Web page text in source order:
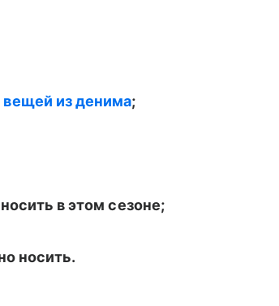
вещей из денима;
в этом сезоне;
носить.